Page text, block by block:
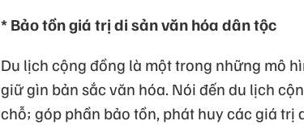
* Bảo tồn giá trị di sản văn hóa dân tộc
Du lịch cộng đồng là một trong những mô
giữ gìn bản sắc văn hóa. Nói đến du lịch
chỗ; góp phần bảo tồn, phát huy các giá trị